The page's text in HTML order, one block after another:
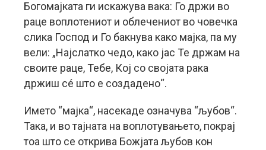
Богомајката ги искажува вака: Го држи во
раце воплотениот и облечениот во човечка
слика Господ и Го бакнува како мајка, па му
вели: „Најслатко чедо, како јас Те држам на
своите раце, Тебе, Кој со својата рака
држиш сé што е создадено“.
Името “мајка“, насекаде означува “љубов“.
Така, и во тајната на воплотувањето, покрај
тоа што се открива Божјата љубов кон